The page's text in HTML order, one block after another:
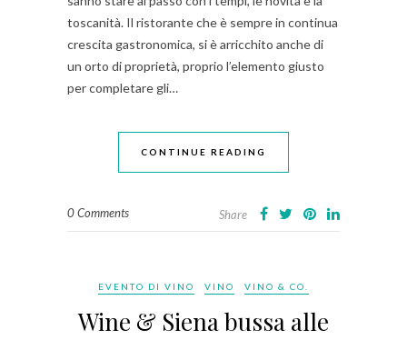
toscanità. Il ristorante che è sempre in continua
crescita gastronomica, si è arricchito anche di
un orto di proprietà, proprio l’elemento giusto
per completare gli…
CONTINUE READING
0 Comments Share
EVENTO DI VINO VINO VINO & CO.
Wine & Siena bussa alle